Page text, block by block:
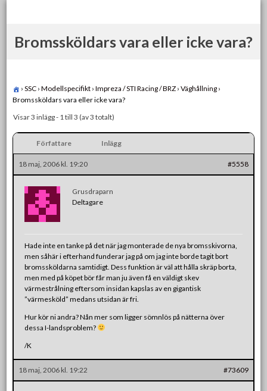
content
Bromssköldars vara eller icke vara?
› SSC › Modellspecifikt › Impreza / STI Racing / BRZ › Väghållning ›
Bromssköldars vara eller icke vara?
Visar 3 inlägg - 1 till 3 (av 3 totalt)
Författare Inlägg
18 maj, 2006 kl. 19:20 #5558
Grusdraparn
Deltagare
Hade inte en tanke på det när jag monterade de nya bromsskivorna,
men såhär i efterhand funderar jag på om jag inte borde tagit bort
bromssköldarna samtidigt. Dess funktion är väl att hålla skräp borta,
men med på köpet bör får man ju även få en väldigt skev
värmestrålning eftersom insidan kapslas av en gigantisk
”värmesköld” medans utsidan är fri.
Hur kör ni andra? Nån mer som ligger sömnlös på nätterna över
dessa I-landsproblem?
/K
18 maj, 2006 kl. 19:22 #73609